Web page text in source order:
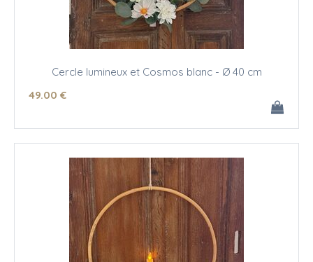
Cercle lumineux et Cosmos blanc - Ø 40 cm
49.00 €